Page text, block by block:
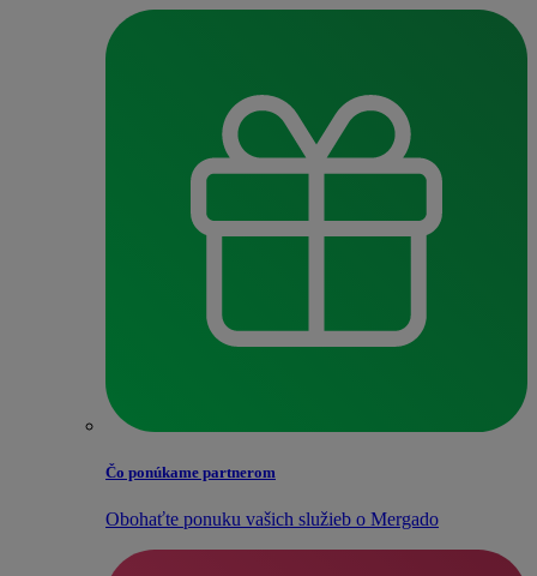
Čo ponúkame partnerom
Obohaťte ponuku vašich služieb o Mergado